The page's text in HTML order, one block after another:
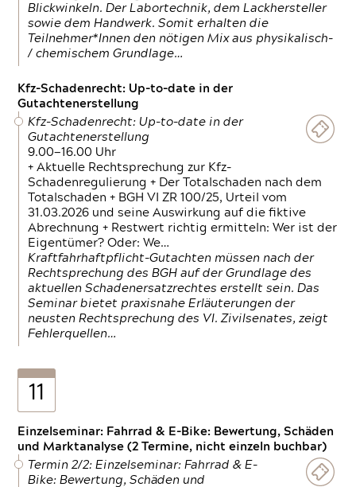
Blickwinkeln. Der Labortechnik, dem Lackhersteller
sowie dem Handwerk. Somit erhalten die
Teilnehmer*Innen den nötigen Mix aus physikalisch-
/ chemischem Grundlage…
Kfz-Schadenrecht: Up-to-date in der
Gutachtenerstellung
Kfz-Schadenrecht: Up-to-date in der
Gutachtenerstellung
9.00—16.00 Uhr
+ Aktuelle Rechtsprechung zur Kfz-
Schadenregulierung + Der Totalschaden nach dem
Totalschaden + BGH VI ZR 100/25, Urteil vom
31.03.2026 und seine Auswirkung auf die fiktive
Abrechnung + Restwert richtig ermitteln: Wer ist der
Eigentümer? Oder: We…
Kraftfahrhaftpflicht-Gutachten müssen nach der
Rechtsprechung des BGH auf der Grundlage des
aktuellen Schadenersatzrechtes erstellt sein. Das
Seminar bietet praxisnahe Erläuterungen der
neusten Rechtsprechung des VI. Zivilsenates, zeigt
Fehlerquellen…
11
Einzelseminar: Fahrrad & E-Bike: Bewertung, Schäden
und Marktanalyse (2 Termine, nicht einzeln buchbar)
Termin 2/2: Einzelseminar: Fahrrad & E-
Bike: Bewertung, Schäden und